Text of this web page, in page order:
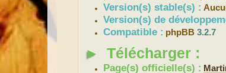
Version(s) stable(s) :
Version(s) de
Compatible : phpBB3.2.7
► Télécharger :
Page(s) officielle(s) :